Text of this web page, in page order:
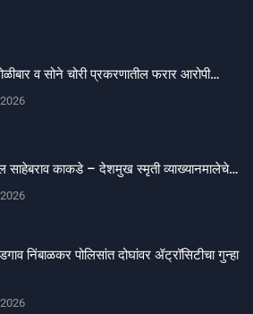
व सोने चोरी प्रकरणातील फरार आरोपी…
साहेबराव काकडे – देशमुख स्मृती व्याख्यानमालेचे…
निंबाळकर पोलिसांत दोघांवर ॲट्रॉसिटीचा गुन्हा